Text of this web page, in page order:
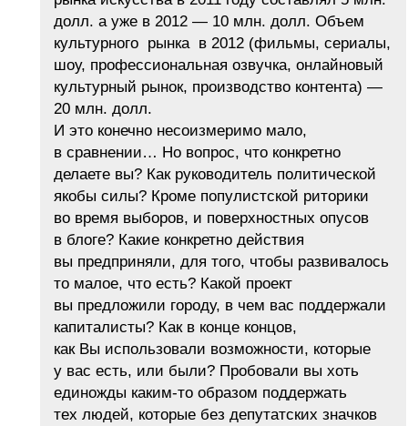
долл. а уже в 2012 — 10 млн. долл. Объем
культурного рынка в 2012 (фильмы, сериалы,
шоу, профессиональная озвучка, онлайновый
культурный рынок, производство контента) —
20 млн. долл.
И это конечно несоизмеримо мало,
в сравнении… Но вопрос, что конкретно
делаете вы? Как руководитель политической
якобы силы? Кроме популистской риторики
во время выборов, и поверхностных опусов
в блоге? Какие конкретно действия
вы предприняли, для того, чтобы развивалось
то малое, что есть? Какой проект
вы предложили городу, в чем вас поддержали
капиталисты? Как в конце концов,
как Вы использовали возможности, которые
у вас есть, или были? Пробовали вы хоть
единожды каким-то образом поддержать
тех людей, которые без депутатских значков